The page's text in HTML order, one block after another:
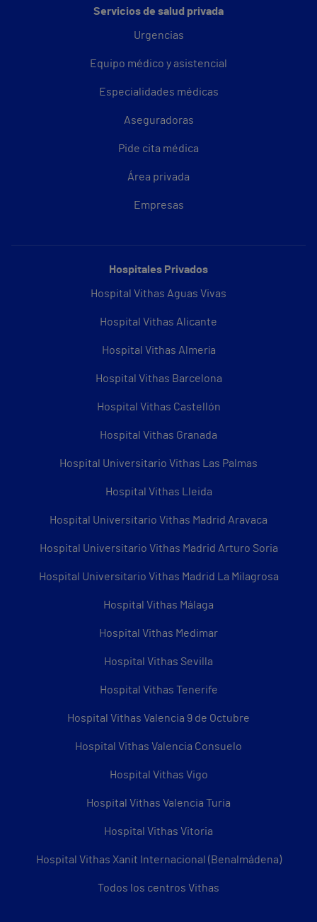
Servicios de salud privada
Urgencias
Equipo médico y asistencial
Especialidades médicas
Aseguradoras
Pide cita médica
Área privada
Empresas
Hospitales Privados
Hospital Vithas Aguas Vivas
Hospital Vithas Alicante
Hospital Vithas Almería
Hospital Vithas Barcelona
Hospital Vithas Castellón
Hospital Vithas Granada
Hospital Universitario Vithas Las Palmas
Hospital Vithas Lleida
Hospital Universitario Vithas Madrid Aravaca
Hospital Universitario Vithas Madrid Arturo Soria
Hospital Universitario Vithas Madrid La Milagrosa
Hospital Vithas Málaga
Hospital Vithas Medimar
Hospital Vithas Sevilla
Hospital Vithas Tenerife
Hospital Vithas Valencia 9 de Octubre
Hospital Vithas Valencia Consuelo
Hospital Vithas Vigo
Hospital Vithas Valencia Turia
Hospital Vithas Vitoria
Hospital Vithas Xanit Internacional (Benalmádena)
Todos los centros Vithas